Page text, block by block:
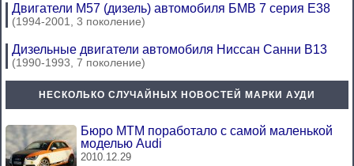
Двигатели M57 (дизель) автомобиля БМВ 7 серия Е38
(1994-2001, 3 поколение)
Дизельные двигатели автомобиля Ниссан Санни В13
(1990-1993, 7 поколение)
НЕСКОЛЬКО СЛУЧАЙНЫХ НОВОСТЕЙ МАРКИ АУДИ
Бюро МТМ поработало с самой маленькой
моделью Audi
2010.12.29